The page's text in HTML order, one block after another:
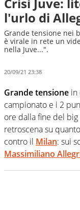
l'urlo di
Grande tensione nei
è virale in rete un
nella Juve...".
20/09/21 23:38
Grande tensione in
campionato e i 2
ore dalla fine del
retroscena su
contro il Milan: sui
Massimiliano